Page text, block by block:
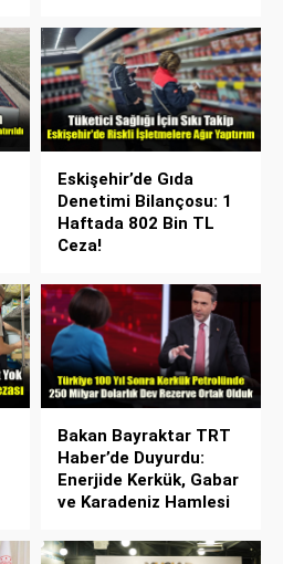
Eskişehir’de Gıda
Denetimi Bilançosu: 1
Haftada 802 Bin TL
Ceza!
Bakan Bayraktar TRT
Haber’de Duyurdu:
Enerjide Kerkük, Gabar
ve Karadeniz Hamlesi